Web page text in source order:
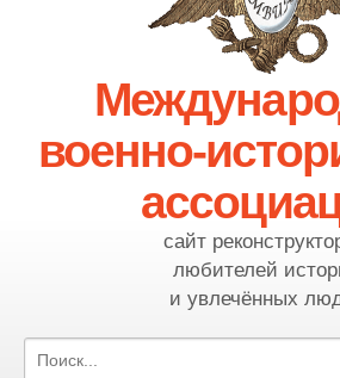
военно-
сайт
любителей
и увлечённых